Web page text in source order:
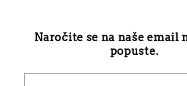
Naročite se na naše email
popuste.